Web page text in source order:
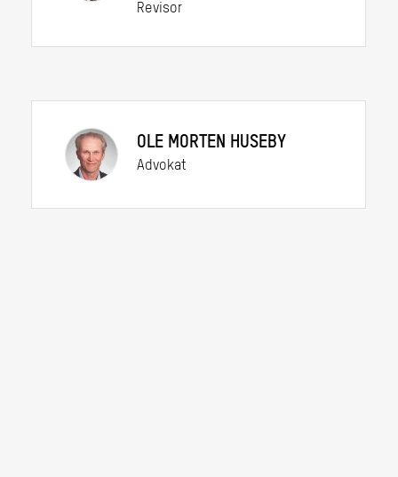
Revisor
OLE MORTEN HUSEBY
Advokat